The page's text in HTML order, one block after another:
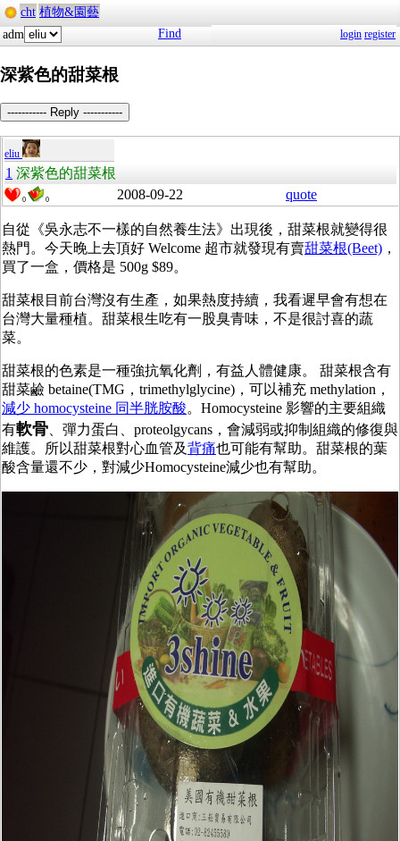
cht 植物&園藝
adm
Find login register
深紫色的甜菜根
----------- Reply -----------
eliu
1 深紫色的甜菜根
0 0 2008-09-22 quote
自從《吳永志不一樣的自然養生法》出現後，甜菜根就變得很
熱門。今天晚上去頂好 Welcome 超市就發現有賣甜菜根(Beet) ，
買了一盒，價格是 500g $89。
甜菜根目前台灣沒有生產，如果熱度持續，我看遲早會有想在
台灣大量種植。甜菜根生吃有一股臭青味，不是很討喜的蔬
菜。
甜菜根的色素是一種強抗氧化劑，有益人體健康。 甜菜根含有
甜菜鹼 betaine(TMG，trimethylglycine)，可以補充 methylation，
減少 homocysteine 同半胱胺酸。Homocysteine 影響的主要組織
有軟骨、彈力蛋白、proteolgycans，會減弱或抑制組織的修復與
維護。所以甜菜根對心血管及背痛也可能有幫助。甜菜根的葉
酸含量還不少，對減少Homocysteine減少也有幫助。